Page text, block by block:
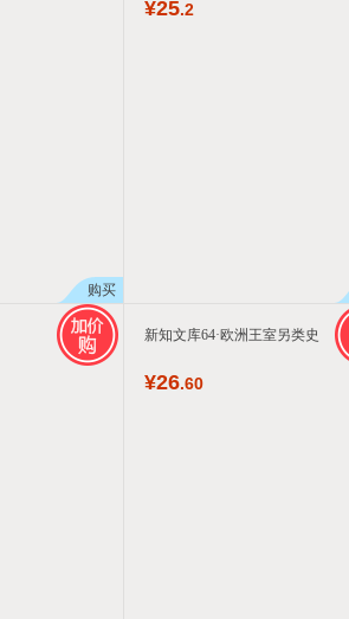
购买
¥25.2
新知文库64·欧洲王室另类史
¥26.60